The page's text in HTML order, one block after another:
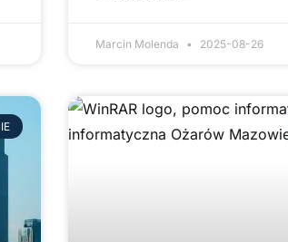
Marcin Molenda 2025-08-26